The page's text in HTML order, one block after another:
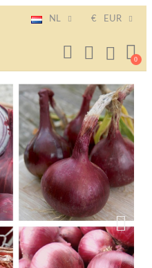
NL € EUR